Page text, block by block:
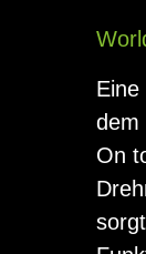
dem
On